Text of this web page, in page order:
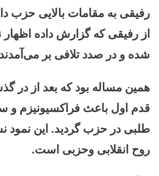
رفیقی به مقامات بالایی حزب
از رفیقی که گزارش داده اظهار
شده و در صدد تلافی بر
همین مساله بود که بعد از در
قدم اول باعث فراکسیونیزم و
طلبی در حزب گردید. این نمود
روح انقلابی وحزبی است.